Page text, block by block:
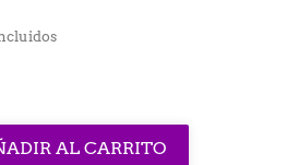
AL CARRITO